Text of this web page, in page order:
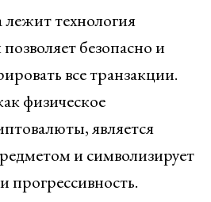
технология
безопасно и
все транзакции.
физическое
является
и символизирует
прогрессивность.